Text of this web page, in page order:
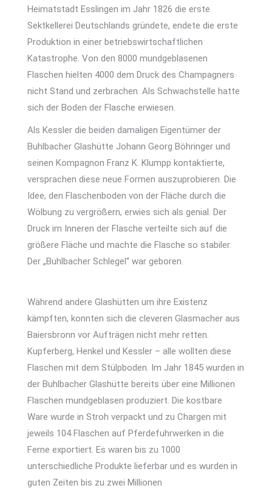
Heimatstadt Esslingen im Jahr 1826 die erste
Sektkellerei Deutschlands gründete, endete die erste
Produktion in einer betriebswirtschaftlichen
Katastrophe. Von den 8000 mundgeblasenen
Flaschen hielten 4000 dem Druck des Champagners
nicht Stand und zerbrachen. Als Schwachstelle hatte
sich der Boden der Flasche erwiesen.
Als Kessler die beiden damaligen Eigentümer der
Buhlbacher Glashütte Johann Georg Böhringer und
seinen Kompagnon Franz K. Klumpp kontaktierte,
versprachen diese neue Formen auszuprobieren. Die
Idee, den Flaschenboden von der Fläche durch die
Wölbung zu vergrößern, erwies sich als genial. Der
Druck im Inneren der Flasche verteilte sich auf die
größere Fläche und machte die Flasche so stabiler.
Der „Buhlbacher Schlegel“ war geboren.
Während andere Glashütten um ihre Existenz
kämpften, konnten sich die cleveren Glasmacher aus
Baiersbronn vor Aufträgen nicht mehr retten.
Kupferberg, Henkel und Kessler – alle wollten diese
Flaschen mit dem Stülpboden. Im Jahr 1845 wurden in
der Buhlbacher Glashütte bereits über eine Millionen
Flaschen mundgeblasen produziert. Die kostbare
Ware wurde in Stroh verpackt und zu Chargen mit
jeweils 104 Flaschen auf Pferdefuhrwerken in die
Ferne exportiert. Es waren bis zu 1000
unterschiedliche Produkte lieferbar und es wurden in
guten Zeiten bis zu zwei Millionen